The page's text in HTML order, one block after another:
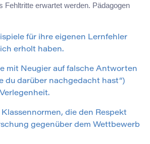
Fehltritte erwartet werden. Pädagogen
für ihre eigenen Lernfehler
erholt haben.
mit Neugier auf falsche Antworten
du darüber nachgedacht hast“)
Klassennormen, die den Respekt
gegenüber dem Wettbewerb